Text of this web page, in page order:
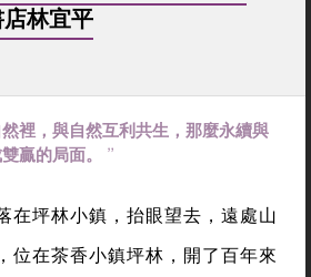
林宜平
裡，與自然互利共生，那麼永續與
贏的局面。
在坪林小鎮，抬眼望去，遠處山
位在茶香小鎮坪林，開了百年來